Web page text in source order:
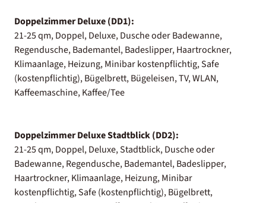
Doppelzimmer Deluxe (DD1):
21-25 qm, Doppel, Deluxe, Dusche oder Badewanne,
Regendusche, Bademantel, Badeslipper, Haartrockner,
Klimaanlage, Heizung, Minibar kostenpflichtig, Safe
(kostenpflichtig), Bügelbrett, Bügeleisen, TV, WLAN,
Kaffeemaschine, Kaffee/Tee
Doppelzimmer Deluxe Stadtblick (DD2):
21-25 qm, Doppel, Deluxe, Stadtblick, Dusche oder
Badewanne, Regendusche, Bademantel, Badeslipper,
Haartrockner, Klimaanlage, Heizung, Minibar
kostenpflichtig, Safe (kostenpflichtig), Bügelbrett,